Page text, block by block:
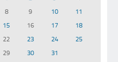
8 9 10
11
15 16 17
18
22 23 24
25
29 30 31